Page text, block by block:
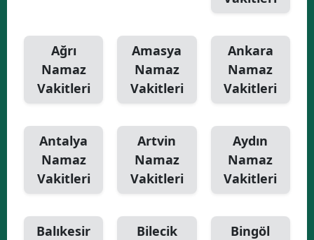
Ağrı
Namaz
Vakitleri
Amasya
Namaz
Vakitleri
Ankara
Namaz
Vakitleri
Antalya
Namaz
Vakitleri
Artvin
Namaz
Vakitleri
Aydın
Namaz
Vakitleri
Balıkesir
Bilecik
Bingöl